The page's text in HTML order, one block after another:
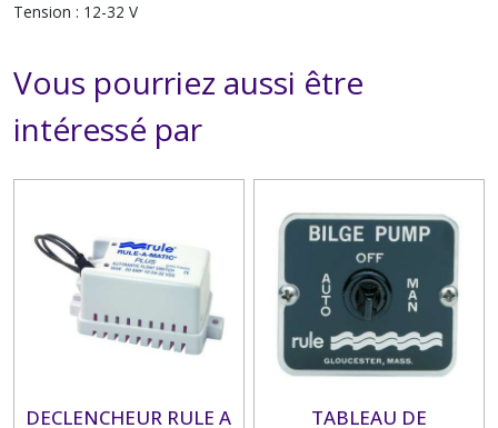
Tension : 12-32 V
Vous pourriez aussi être
intéressé par
DECLENCHEUR RULE A TABLEAU DE